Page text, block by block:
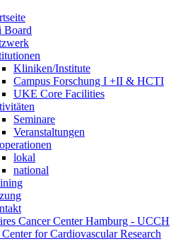
Board
Kliniken/Institute
Campus Forschung I +II & HCTI
UKE Core Facilities
Seminare
Veranstaltungen
lokal
national
Cancer Center Hamburg - UCCH
for Cardiovascular Research